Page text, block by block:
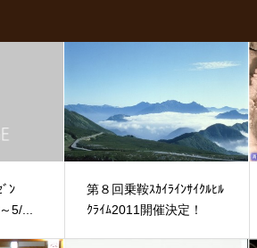
ﾝ
5/...
第８回乗鞍ｽｶｲﾗｲﾝｻｲｸﾙﾋﾙ
ｸﾗｲﾑ2011開催決定！